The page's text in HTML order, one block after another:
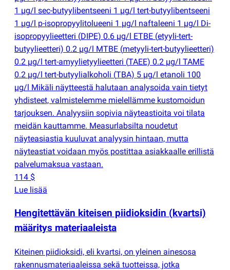
1 µg/l sec-butyylibentseeni 1 µg/l tert-butyylibentseeni
1 µg/l p-isopropyylitolueeni 1 µg/l naftaleeni 1 µg/l Di-
isopropyylieetteri (DIPE) 0.6 µg/l ETBE (etyyli-tert-
butyylieetteri) 0.2 µg/l MTBE (metyyli-tert-butyylieetteri)
0.2 µg/l tert-amyylietyylieetteri (TAEE) 0.2 µg/l TAME
0.2 µg/l tert-butyylialkoholi (TBA) 5 µg/l etanoli 100
µg/l Mikäli näytteestä halutaan analysoida vain tietyt
yhdisteet, valmistelemme mielellämme kustomoidun
tarjouksen. Analyysiin sopivia näyteastioita voi tilata
meidän kauttamme. Measurlabsilta noudetut
näyteasiastia kuuluvat analyysin hintaan, mutta
näyteastiat voidaan myös postittaa asiakkaalle erillistä
palvelumaksua vastaan.
114 $
Lue lisää
Hengitettävän kiteisen piidioksidin (kvartsi)
määritys materiaaleista
Kiteinen piidioksidi, eli kvartsi, on yleinen ainesosa
rakennusmateriaaleissa sekä tuotteissa, jotka